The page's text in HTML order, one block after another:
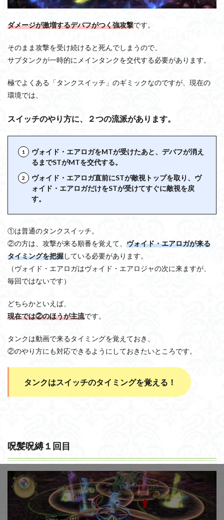
ダメージが激増するデバフがつく強攻撃です。
そのまま攻撃を受け続けると死んでしまうので、
サブタンクが一時的にメインタンクを交代する必要があります。
極でよくある「タンクスイッチ」のギミックなのですが、現在の
環境では、
スイッチのやり方に、２つの流派があります。
ヴォイド・エアロガをMTが受けたあと、デバフが消え
るまでSTがMTを交代する。
ヴォイド・エアロガ直前にSTが敵視トップを取り、ヴ
ォイド・エアロガだけをSTが受けてすぐに敵視を戻
す。
①は普通のタンクスイッチ。
②の方は、攻撃が来る順番を覚えて、 ヴォイド・エアロガが来る
タイミングを把握している必要があります。
（ヴォイド・エアロガはヴォイド・エアロジャの次に来ますが、
毎回ではないです）
どちらかといえば、
現在では②のほうが主流です。
タンクは動画で来るタイミングを覚えておき、
②のやり方にも対応できるようにしておきたいところです。
タンクはスイッチのタイミングを覚える！
呪髪呪縛１回目